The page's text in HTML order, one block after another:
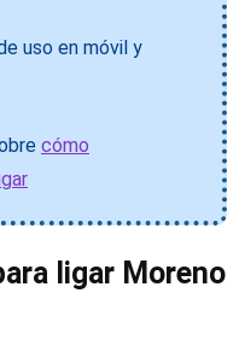
uso en móvil y
cómo
ligar Moreno